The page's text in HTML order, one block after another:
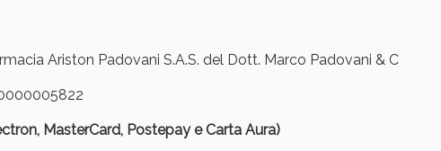
Ariston Padovani S.A.S. del Dott. Marco Padovani & C
MasterCard, Postepay e Carta Aura)